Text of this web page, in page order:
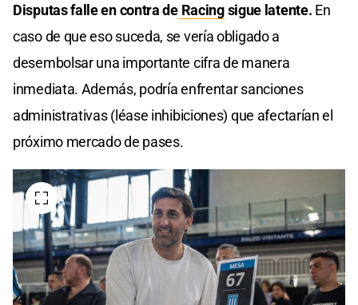
Disputas falle en contra deRacingsigue latente. En
caso de que eso suceda, se vería obligado a
desembolsar una importante cifra de manera
inmediata. Además, podría enfrentar sanciones
administrativas (léase inhibiciones) que afectarían el
próximo mercado de pases.